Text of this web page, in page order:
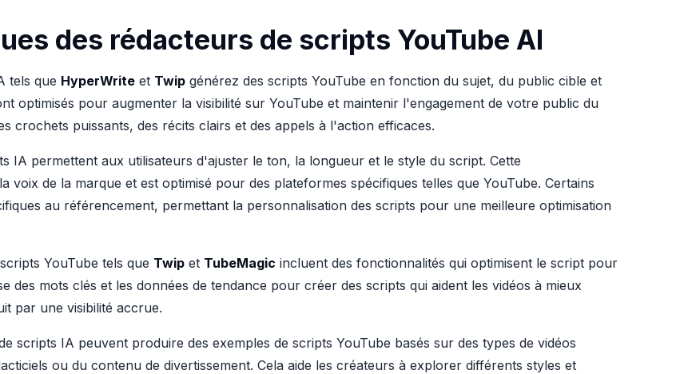
des rédacteurs de scripts YouTube AI
tels que HyperWrite et Twip générez des scripts YouTube en fonction du sujet, du public cible et
optimisés pour augmenter la visibilité sur YouTube et maintenir l'engagement de votre public du
crochets puissants, des récits clairs et des appels à l'action efficaces.
IA permettent aux utilisateurs d'ajuster le ton, la longueur et le style du script. Cette
de la marque et est optimisé pour des plateformes spécifiques telles que YouTube. Certains
au référencement, permettant la personnalisation des scripts pour une meilleure optimisation
YouTube tels que Twip et TubeMagic incluent des fonctionnalités qui optimisent le script pour
des mots clés et les données de tendance pour créer des scripts qui aident les vidéos à mieux
par une visibilité accrue.
scripts IA peuvent produire des exemples de scripts YouTube basés sur des types de vidéos
ou du contenu de divertissement. Cela aide les créateurs à explorer différents styles et